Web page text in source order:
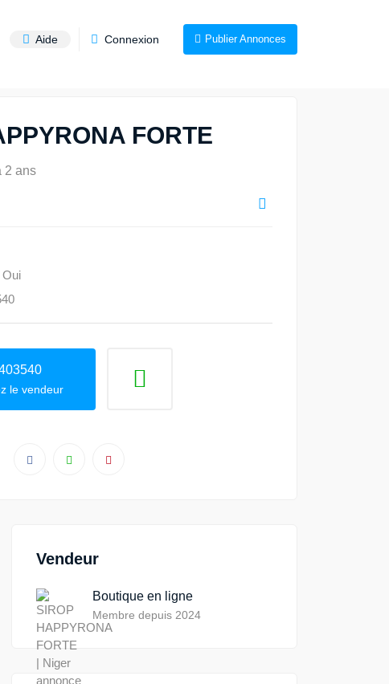
Aide Connexion Publier Annonces
FORTE
2 ans
Oui
le vendeur
Vendeur
Boutique en ligne
Membre depuis 2024